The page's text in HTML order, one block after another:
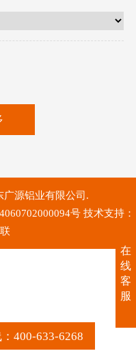
400-633-6268
广源铝业有限公司.
号 技术支持：
在
线
客
服